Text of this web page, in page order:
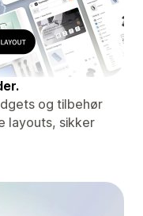
og tilbehør
layouts, sikker